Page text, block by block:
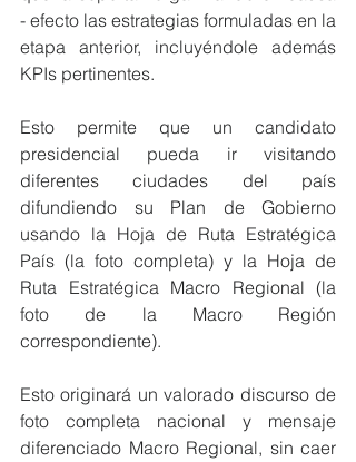
- efecto las estrategias formuladas en la
etapa anterior, incluyéndole además
KPIs pertinentes.
Esto permite que un candidato
presidencial pueda ir visitando
diferentes ciudades del país
difundiendo su Plan de Gobierno
usando la Hoja de Ruta Estratégica
País (la foto completa) y la Hoja de
Ruta Estratégica Macro Regional (la
foto de la Macro Región
correspondiente).
Esto originará un valorado discurso de
foto completa nacional y mensaje
diferenciado Macro Regional, sin caer